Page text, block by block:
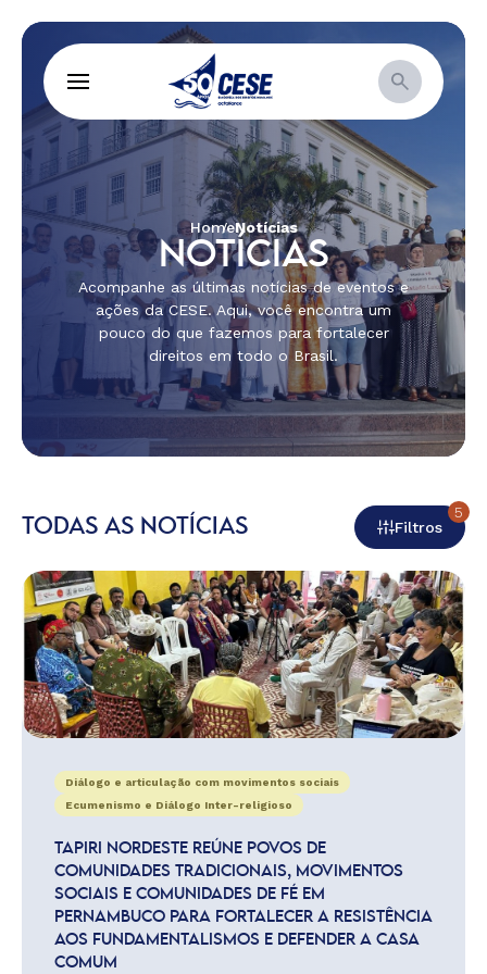
HomeNotícias
NOTÍCIAS
Acompanhe as últimas notícias de eventos e
ações da CESE. Aqui, você encontra um
pouco do que fazemos para fortalecer
direitos em todo o Brasil.
TODAS AS NOTÍCIAS Filtros
5
Diálogo e articulação com movimentos sociais
Ecumenismo e Diálogo Inter-religioso
TAPIRI NORDESTE REÚNE POVOS DE
COMUNIDADES TRADICIONAIS, MOVIMENTOS
SOCIAIS E COMUNIDADES DE FÉ EM
PERNAMBUCO PARA FORTALECER A RESISTÊNCIA
AOS FUNDAMENTALISMOS E DEFENDER A CASA
COMUM